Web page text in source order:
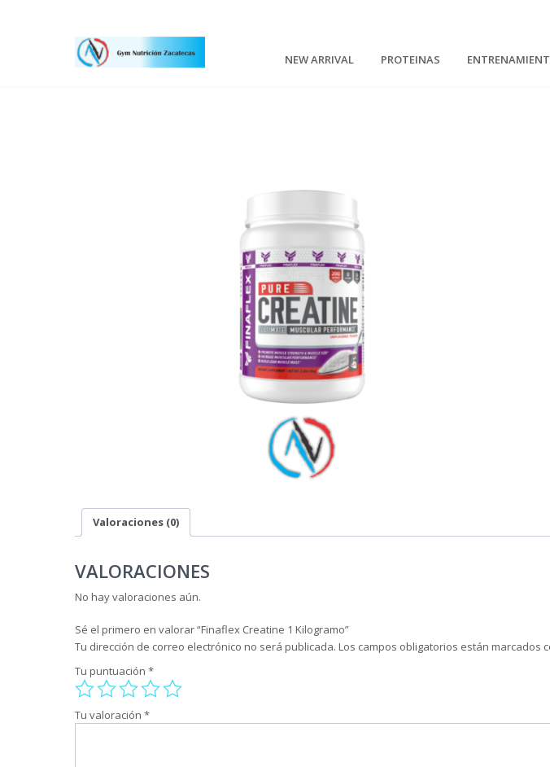
NEW ARRIVAL PROTEINAS
Valoraciones (0)
VALORACIONES
No hay valoraciones aún.
Sé el primero en valorar “Finaflex Creatine 1 Kilogramo”
Tu dirección de correo electrónico no será publicada. Los campos obligatorios están marcados
Tu puntuación *
Tu valoración *